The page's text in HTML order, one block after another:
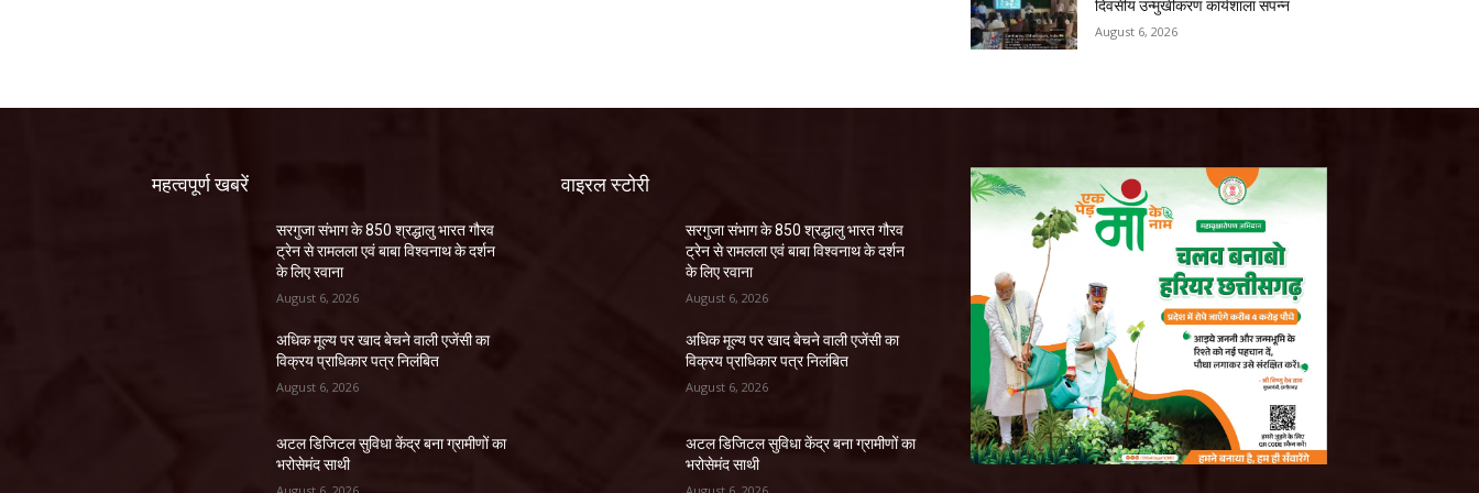
दिवसीय उन्मुखीकरण कार्यशाला संपन्न
August 6, 2026
महत्वपूर्ण खबरें
सरगुजा संभाग के 850 श्रद्धालु भारत गौरव
ट्रेन से रामलला एवं बाबा विश्वनाथ के दर्शन
के लिए रवाना
August 6, 2026
अधिक मूल्य पर खाद बेचने वाली एजेंसी का
विक्रय प्राधिकार पत्र निलंबित
August 6, 2026
अटल डिजिटल सुविधा केंद्र बना ग्रामीणों का
भरोसेमंद साथी
वाइरल स्टोरी
सरगुजा संभाग के 850 श्रद्धालु भारत गौरव
ट्रेन से रामलला एवं बाबा विश्वनाथ के दर्शन
के लिए रवाना
August 6, 2026
अधिक मूल्य पर खाद बेचने वाली एजेंसी का
विक्रय प्राधिकार पत्र निलंबित
August 6, 2026
अटल डिजिटल सुविधा केंद्र बना ग्रामीणों का
भरोसेमंद साथी